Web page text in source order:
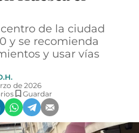
de la ciudad
y se recomienda
y usar vías
de 2026
Guardar